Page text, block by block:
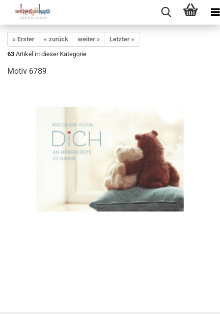
« Erster « zurück weiter »
Letzter »
63 Artikel in dieser Kategorie
Motiv 6789